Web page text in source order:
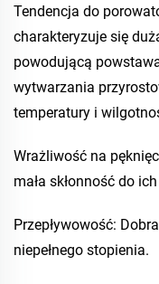
Tendencja do
charakteryzuje się
powodującą
wytwarzania
temperatury i
Wrażliwość na
mała skłonność do
Przepływowość:
niepełnego stopienia.